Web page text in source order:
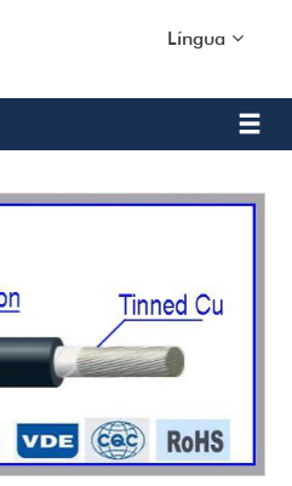
Língua